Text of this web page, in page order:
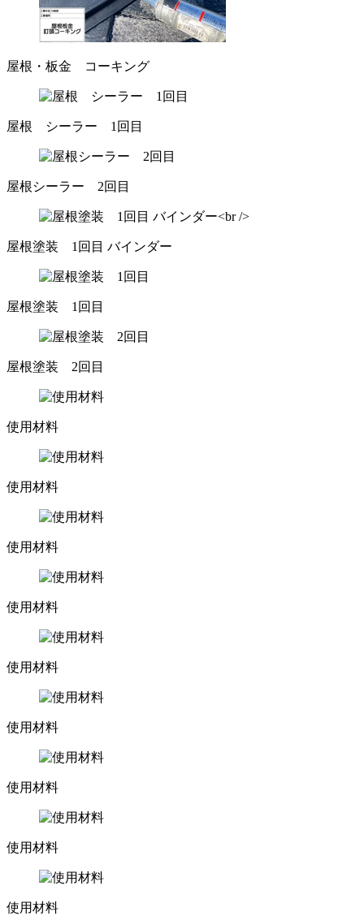
屋根・板金 コーキング
屋根 シーラー 1回目
屋根シーラー 2回目
屋根塗装 1回目 バインダー
屋根塗装 1回目
屋根塗装 2回目
使用材料
使用材料
使用材料
使用材料
使用材料
使用材料
使用材料
使用材料
使用材料